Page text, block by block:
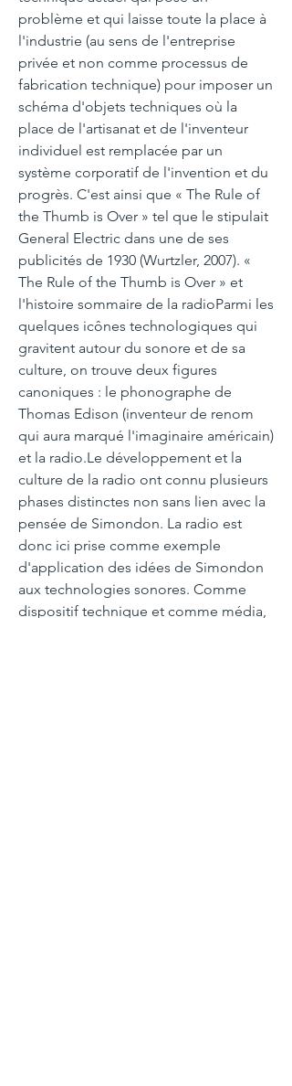
problème et qui laisse toute la place à
l'industrie (au sens de l'entreprise
privée et non comme processus de
fabrication technique) pour imposer un
schéma d'objets techniques où la
place de l'artisanat et de l'inventeur
individuel est remplacée par un
système corporatif de l'invention et du
progrès. C'est ainsi que « The Rule of
the Thumb is Over » tel que le stipulait
General Electric dans une de ses
publicités de 1930 (Wurtzler, 2007). «
The Rule of the Thumb is Over » et
l'histoire sommaire de la radioParmi les
quelques icônes technologiques qui
gravitent autour du sonore et de sa
culture, on trouve deux figures
canoniques : le phonographe de
Thomas Edison (inventeur de renom
qui aura marqué l'imaginaire américain)
et la radio.Le développement et la
culture de la radio ont connu plusieurs
phases distinctes non sans lien avec la
pensée de Simondon. La radio est
donc ici prise comme exemple
d'application des idées de Simondon
aux technologies sonores. Comme
dispositif technique et comme média,